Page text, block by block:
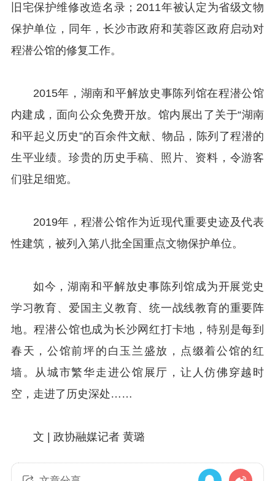
旧宅保护维修改造名录；2011年被认定为省级文物
保护单位，同年，长沙市政府和芙蓉区政府启动对
程潜公馆的修复工作。
2015年，湖南和平解放史事陈列馆在程潜公馆
内建成，面向公众免费开放。馆内展出了关于“湖南
和平起义历史”的百余件文献、物品，陈列了程潜的
生平业绩。珍贵的历史手稿、照片、资料，令游客
们驻足细览。
2019年，程潜公馆作为近现代重要史迹及代表
性建筑，被列入第八批全国重点文物保护单位。
如今，湖南和平解放史事陈列馆成为开展党史
学习教育、爱国主义教育、统一战线教育的重要阵
地。程潜公馆也成为长沙网红打卡地，特别是每到
春天，公馆前坪的白玉兰盛放，点缀着公馆的红
墙。从城市繁华走进公馆展厅，让人仿佛穿越时
空，走进了历史深处……
文 | 政协融媒记者 黄璐